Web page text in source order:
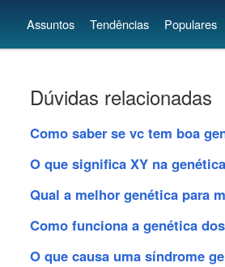
Assuntos Tendências Populares
Dúvidas relacionadas
Como saber se vc tem boa
O que significa XY na
Qual a melhor genética para
Como funciona a genética
O que causa uma síndrome